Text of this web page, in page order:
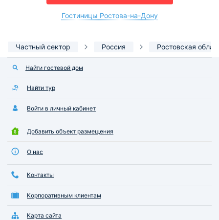
Гостиницы Ростова-на-Дону
Частный сектор Россия Ростовская
Найти гостевой дом
Найти тур
Войти в личный кабинет
Добавить объект размещения
О нас
Контакты
Корпоративным клиентам
Карта сайта